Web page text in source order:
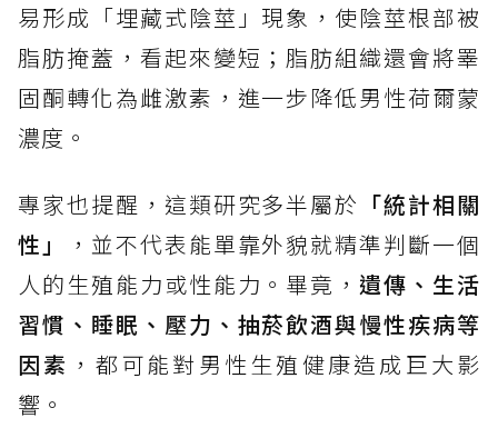
易形成「埋藏式陰莖」現象，使陰莖根部被
脂肪掩蓋，看起來變短；脂肪組織還會將睪
固酮轉化為雌激素，進一步降低男性荷爾蒙
濃度。
專家也提醒，這類研究多半屬於 「統計相關
性」
，並不代表能單靠外貌就精準判斷一個
人的生殖能力或性能力。畢竟， 遺傳、生活
習慣、睡眠、壓力、抽菸飲酒與慢性疾病等
因素 ，都可能對男性生殖健康造成巨大影
響。